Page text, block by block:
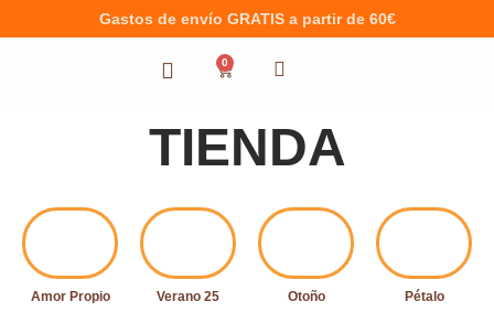
Gastos de envío GRATIS a partir de 60€
0
TIENDA
Amor Propio Verano 25 Otoño Pétalo